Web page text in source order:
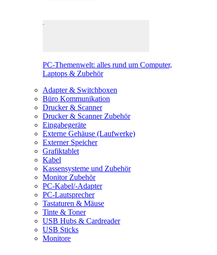
PC-Themenwelt: alles rund um Computer,
Laptops & Zubehör
Adapter & Switchboxen
Büro Kommunikation
Drucker & Scanner
Drucker & Scanner Zubehör
Eingabegeräte
Externe Gehäuse (Laufwerke)
Externer Speicher
Grafiktablet
Kabel
Kassensysteme und Zubehör
Monitor Zubehör
PC-Kabel/-Adapter
PC-Lautsprecher
Tastaturen & Mäuse
Tinte & Toner
USB Hubs & Cardreader
USB Sticks
Monitore